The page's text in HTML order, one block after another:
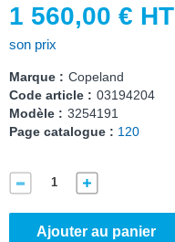
1 560,00 € HT
son prix
Marque : Copeland
Code article : 03194204
Modèle : 3254191
Page catalogue : 120
Ajouter au panier